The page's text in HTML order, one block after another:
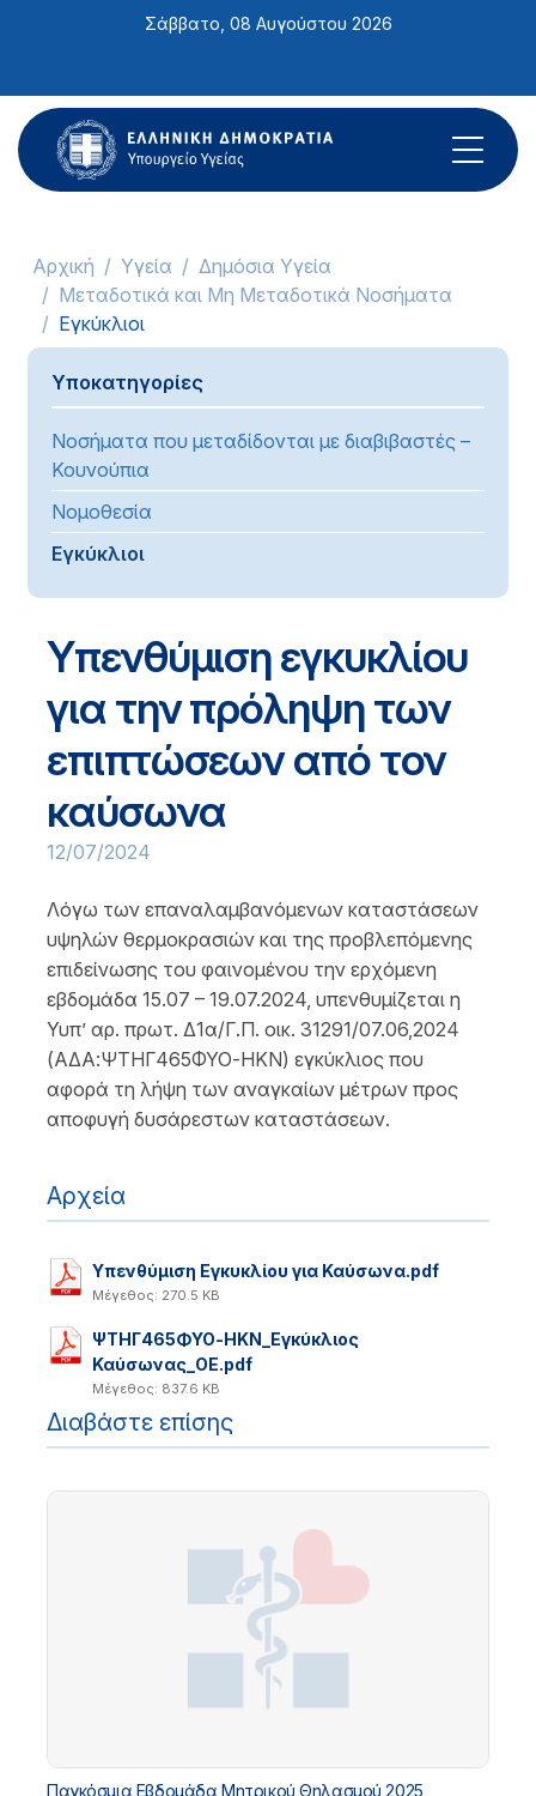
ιστότοπος
περιλαμβάνει
ένα
σύστημα
Σάββατο, 08 Αυγούστου 2026
Αρχική Υγεία
Δημόσια Υγεία
Μεταδοτικά και Μη Μεταδοτικά Νοσήματα
Εγκύκλιοι
Υποκατηγορίες
Νοσήματα που μεταδίδονται με διαβιβαστές –
Κουνούπια
Νομοθεσία
Εγκύκλιοι
Υπενθύμιση εγκυκλίου
για την πρόληψη των
επιπτώσεων από τον
καύσωνα
12/07/2024
Λόγω των επαναλαμβανόμενων καταστάσεων
υψηλών θερμοκρασιών και της προβλεπόμενης
επιδείνωσης του φαινομένου την ερχόμενη
εβδομάδα 15.07 – 19.07.2024, υπενθυμίζεται η
Υυπ’ αρ. πρωτ. Δ1α/Γ.Π. οικ. 31291/07.06,2024
(ΑΔΑ:ΨΤΗΓ465ΦΥΟ-ΗΚΝ) εγκύκλιος που
αφορά τη λήψη των αναγκαίων μέτρων προς
αποφυγή δυσάρεστων καταστάσεων.
Αρχεία
Υπενθύμιση Εγκυκλίου για Καύσωνα.pdf
Μέγεθος: 270.5 KB
ΨΤΗΓ465ΦΥΟ-ΗΚΝ_Εγκύκλιος
Καύσωνας_ΟΕ.pdf
Μέγεθος: 837.6 KB
Διαβάστε επίσης
Παγκόσμια Εβδομάδα Μητρικού Θηλασμού 2025